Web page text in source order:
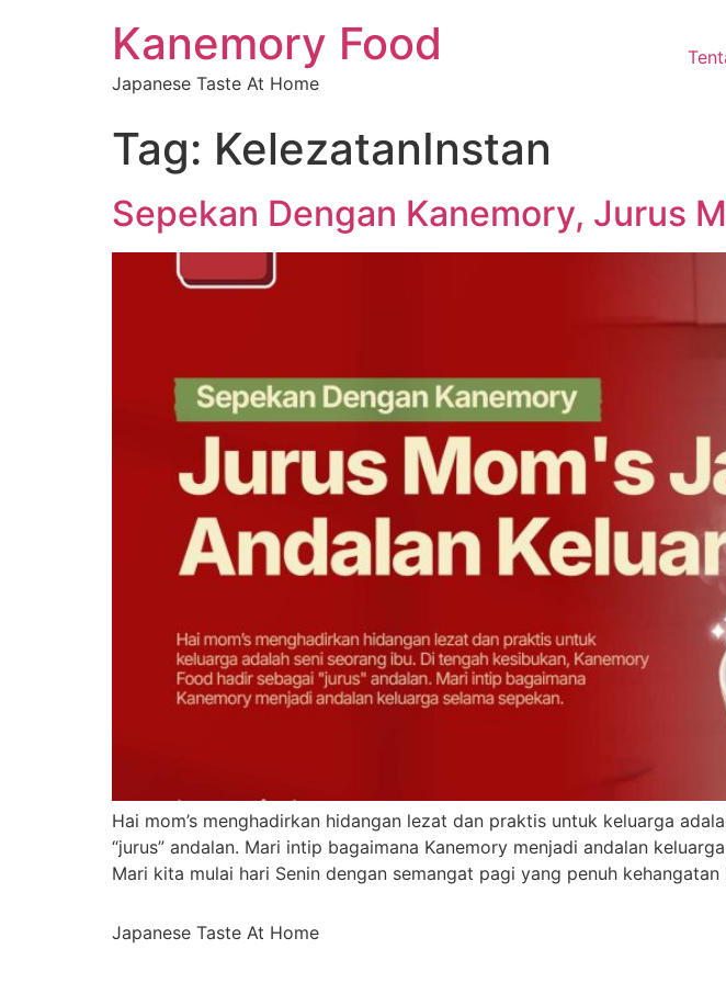
Kanemory Food
Japanese Taste At Home
Tag: KelezatanInstan
Sepekan Dengan Kanemory, Jurus
Hai mom’s menghadirkan hidangan lezat dan praktis untuk keluarga
“jurus” andalan. Mari intip bagaimana Kanemory menjadi andalan
Mari kita mulai hari Senin dengan semangat pagi yang penuh
Japanese Taste At Home